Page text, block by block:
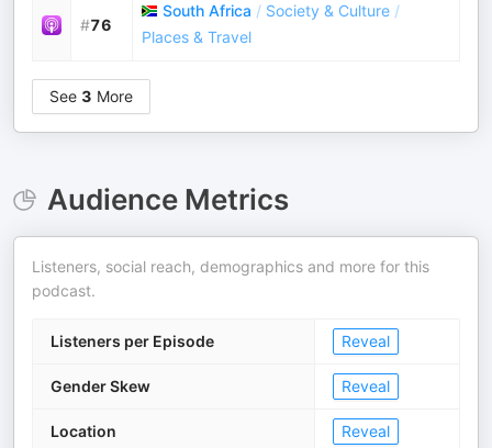
#76
South Africa / Society & Culture /
Places & Travel
See 3 More
Audience Metrics
Listeners, social reach, demographics and more for this
podcast.
Listeners per Episode Reveal
Gender Skew Reveal
Location Reveal